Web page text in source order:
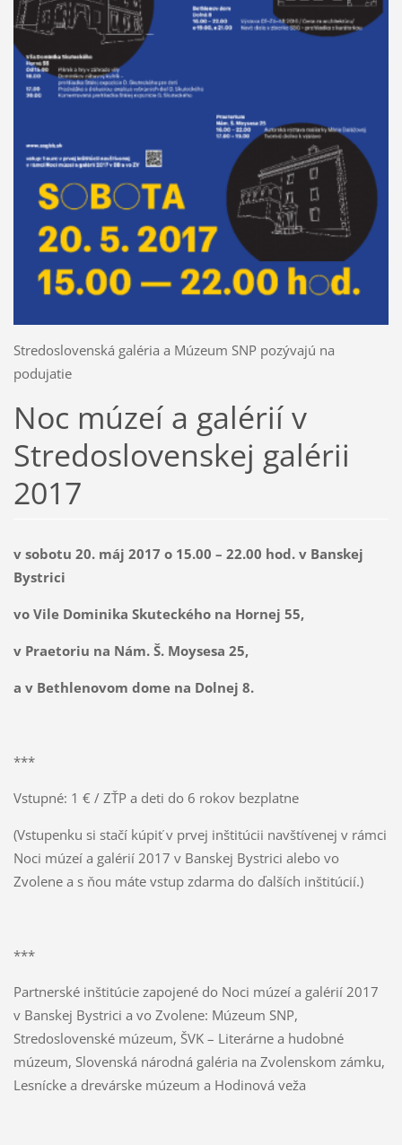
Stredoslovenská galéria a Múzeum SNP pozývajú na
podujatie
Noc múzeí a galérií v
Stredoslovenskej galérii
2017
v sobotu 20. máj 2017 o 15.00 – 22.00 hod. v Banskej
Bystrici
vo Vile Dominika Skuteckého na Hornej 55,
v Praetoriu na Nám. Š. Moysesa 25,
a v Bethlenovom dome na Dolnej 8.
***
Vstupné: 1 € / ZŤP a deti do 6 rokov bezplatne
(Vstupenku si stačí kúpiť v prvej inštitúcii navštívenej v rámci
Noci múzeí a galérií 2017 v Banskej Bystrici alebo vo
Zvolene a s ňou máte vstup zdarma do ďalších inštitúcií.)
***
Partnerské inštitúcie zapojené do Noci múzeí a galérií 2017
v Banskej Bystrici a vo Zvolene: Múzeum SNP,
Stredoslovenské múzeum, ŠVK – Literárne a hudobné
múzeum, Slovenská národná galéria na Zvolenskom zámku,
Lesnícke a drevárske múzeum a Hodinová veža